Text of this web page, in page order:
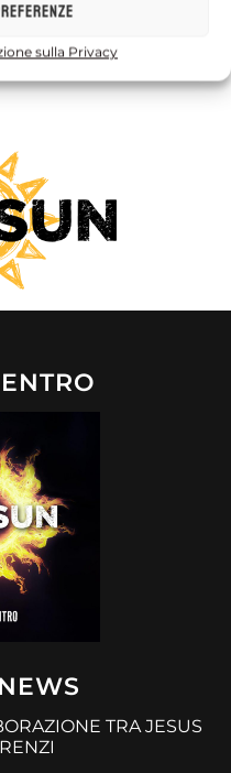
sulla Privacy
TRA JESUS